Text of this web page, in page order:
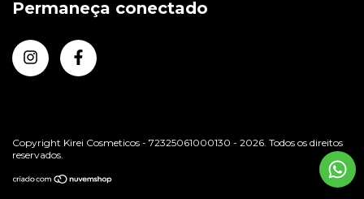
Permaneça conectado
Copyright Kirei Cosmeticos - 72325061000130 - 2026. Todos os direitos
reservados.